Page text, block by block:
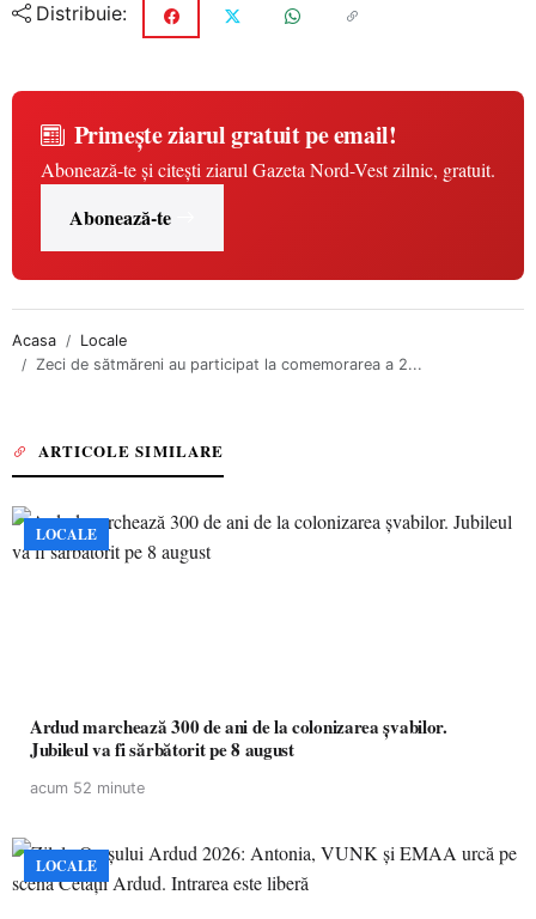
Distribuie:
Primește ziarul gratuit pe email!
Abonează-te și citești ziarul Gazeta Nord-Vest zilnic, gratuit.
Abonează-te
Acasa
Locale
Zeci de sătmăreni au participat la comemorarea a 2...
ARTICOLE SIMILARE
LOCALE
Ardud marchează 300 de ani de la colonizarea șvabilor.
Jubileul va fi sărbătorit pe 8 august
acum 52 minute
LOCALE